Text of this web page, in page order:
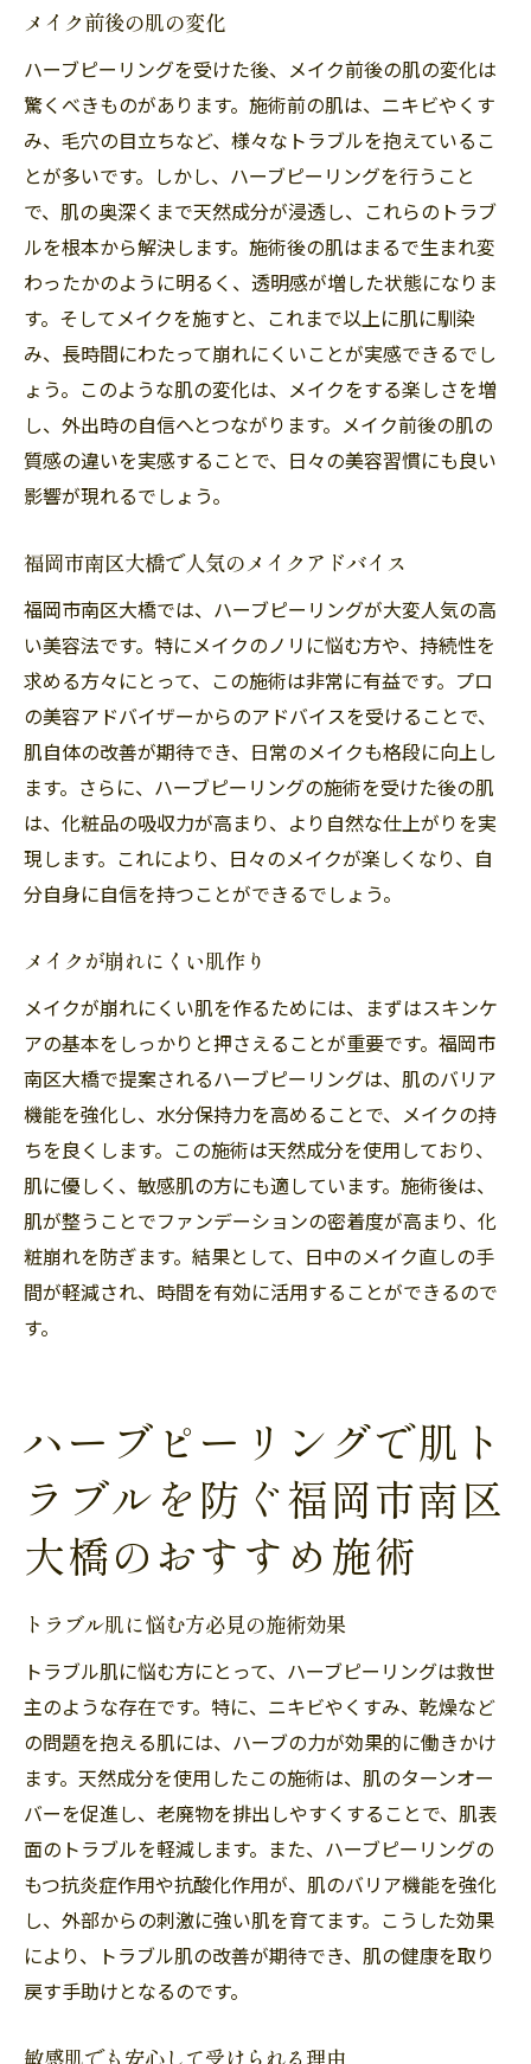
メイク前後の肌の変化
ハーブピーリングを受けた後、メイク前後の肌の変化は
驚くべきものがあります。施術前の肌は、ニキビやくす
み、毛穴の目立ちなど、様々なトラブルを抱えているこ
とが多いです。しかし、ハーブピーリングを行うこと
で、肌の奥深くまで天然成分が浸透し、これらのトラブ
ルを根本から解決します。施術後の肌はまるで生まれ変
わったかのように明るく、透明感が増した状態になりま
す。そしてメイクを施すと、これまで以上に肌に馴染
み、長時間にわたって崩れにくいことが実感できるでし
ょう。このような肌の変化は、メイクをする楽しさを増
し、外出時の自信へとつながります。メイク前後の肌の
質感の違いを実感することで、日々の美容習慣にも良い
影響が現れるでしょう。
福岡市南区大橋で人気のメイクアドバイス
福岡市南区大橋では、ハーブピーリングが大変人気の高
い美容法です。特にメイクのノリに悩む方や、持続性を
求める方々にとって、この施術は非常に有益です。プロ
の美容アドバイザーからのアドバイスを受けることで、
肌自体の改善が期待でき、日常のメイクも格段に向上し
ます。さらに、ハーブピーリングの施術を受けた後の肌
は、化粧品の吸収力が高まり、より自然な仕上がりを実
現します。これにより、日々のメイクが楽しくなり、自
分自身に自信を持つことができるでしょう。
メイクが崩れにくい肌作り
メイクが崩れにくい肌を作るためには、まずはスキンケ
アの基本をしっかりと押さえることが重要です。福岡市
南区大橋で提案されるハーブピーリングは、肌のバリア
機能を強化し、水分保持力を高めることで、メイクの持
ちを良くします。この施術は天然成分を使用しており、
肌に優しく、敏感肌の方にも適しています。施術後は、
肌が整うことでファンデーションの密着度が高まり、化
粧崩れを防ぎます。結果として、日中のメイク直しの手
間が軽減され、時間を有効に活用することができるので
す。
ハーブピーリングで肌ト
ラブルを防ぐ福岡市南区
大橋のおすすめ施術
トラブル肌に悩む方必見の施術効果
トラブル肌に悩む方にとって、ハーブピーリングは救世
主のような存在です。特に、ニキビやくすみ、乾燥など
の問題を抱える肌には、ハーブの力が効果的に働きかけ
ます。天然成分を使用したこの施術は、肌のターンオー
バーを促進し、老廃物を排出しやすくすることで、肌表
面のトラブルを軽減します。また、ハーブピーリングの
もつ抗炎症作用や抗酸化作用が、肌のバリア機能を強化
し、外部からの刺激に強い肌を育てます。こうした効果
により、トラブル肌の改善が期待でき、肌の健康を取り
戻す手助けとなるのです。
敏感肌でも安心して受けられる理由